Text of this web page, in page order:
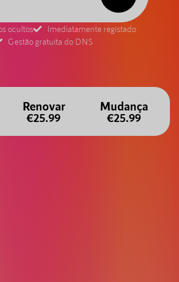
ocultos
Imediatamente registado
Gestão gratuita do DNS
Renovar
€25.99
Mudança
€25.99